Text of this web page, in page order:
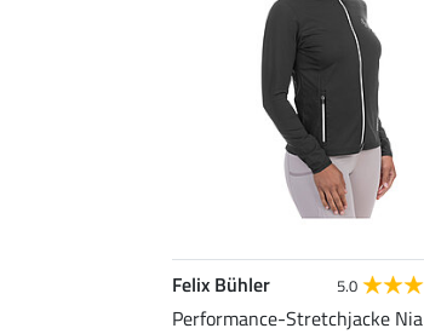
Felix Bühler 5.0
Performance-Stretchjacke Nia